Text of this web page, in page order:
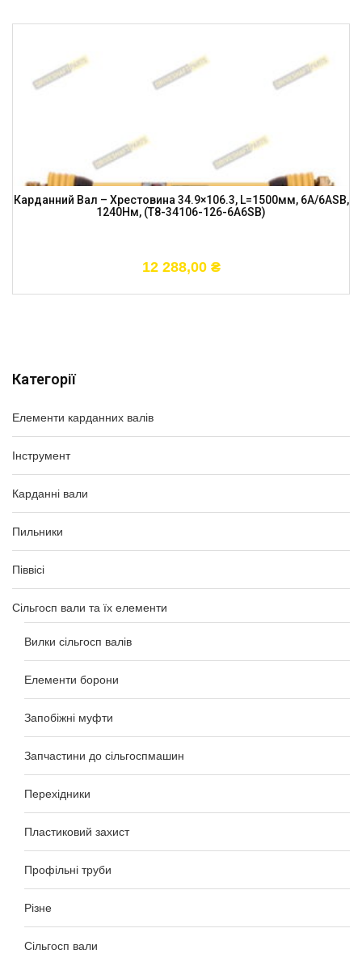
Категорії
Елементи карданних валів
Інструмент
Карданні вали
Пильники
Піввісі
Сільгосп вали та їх елементи
Вилки сільгосп валів
Елементи борони
Запобіжні муфти
Запчастини до сільгоспмашин
Перехідники
Пластиковий захист
Профільні труби
Різне
Сільгосп вали
Карданний Вал – Хрестовина 34.9×106.3, L=1500мм, 6A/6ASB,
1240Нм, (T8-34106-126-6A6SB)
12 288,00 ₴